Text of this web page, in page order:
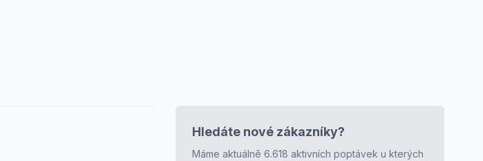
Hledáte nové zákazníky?
Máme aktuálně 6.618 aktivních poptávek u kterých